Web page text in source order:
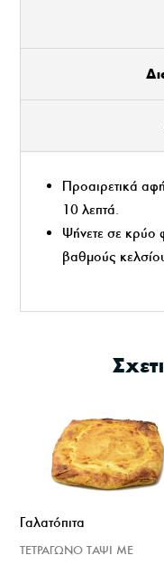
Προαιρετικά
10 λεπτά.
Ψήνετε σε κρύο
βαθμούς
Γαλατόπιτα
ΤΕΤΡΑΓΩΝΟ ΤΑΨΙ ΜΕ